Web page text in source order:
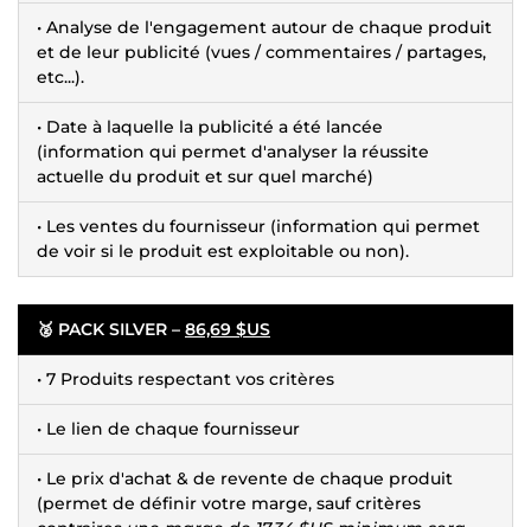
• Analyse de l'engagement autour de chaque produit
et de leur publicité (vues / commentaires / partages,
etc...).
• Date à laquelle la publicité a été lancée
(information qui permet d'analyser la réussite
actuelle du produit et sur quel marché)
• Les ventes du fournisseur (information qui permet
de voir si le produit est exploitable ou non).
🥈 PACK SILVER – 86,69 $US
• 7 Produits respectant vos critères
• Le lien de chaque fournisseur
• Le prix d'achat & de revente de chaque produit
(permet de définir votre marge, sauf critères